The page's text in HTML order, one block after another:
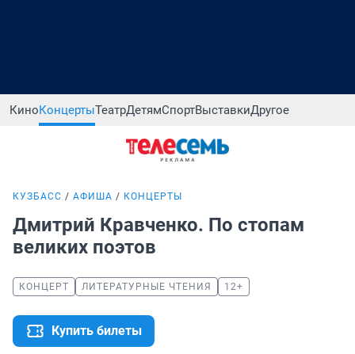
КиноКонцертыТеатрДетямСпортВыставкиДругое
КУЗБАСС АФИША КОНЦЕРТЫ
Дмитрий Кравченко. По стопам
великих поэтов
КОНЦЕРТ ЛИТЕРАТУРНЫЕ ЧТЕНИЯ 12+
Купить билеты